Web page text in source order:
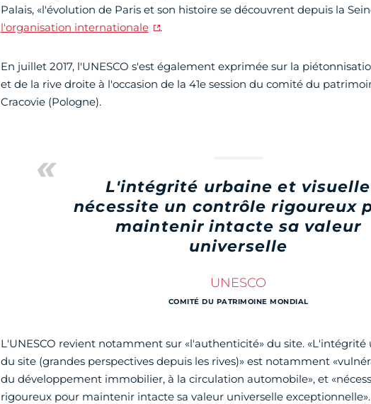
Palais, «l'évolution de Paris et son histoire se découvrent depuis la
l'organisation internationale
.
En juillet 2017, l'UNESCO s'est également exprimée sur la
et de la rive droite à l'occasion de la 41e session du comité du
Cracovie (Pologne).
L'intégrité urbaine et visuelle
nécessite un contrôle rigoureux
maintenir intacte sa valeur
universelle
UNESCO
COMITÉ DU PATRIMOINE MONDIAL
L'UNESCO revient notamment sur «l'authenticité» du site. «L'intégrité
du site (grandes perspectives depuis les rives)» est notamment
du développement immobilier, à la circulation automobile», et
rigoureux pour maintenir intacte sa valeur universelle exceptionnelle».